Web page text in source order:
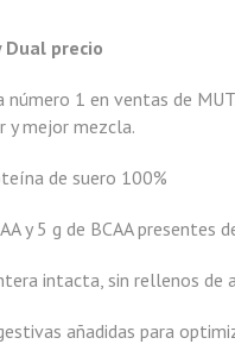
precio
1 en ventas de
y mejor mezcla.
de suero 100%
y 5 g de BCAA presentes
intacta, sin rellenos de
añadidas para